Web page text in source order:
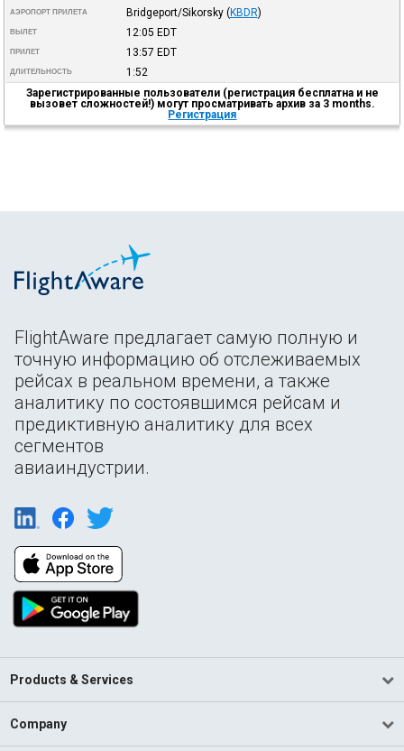
АЭРОПОРТ ПРИЛЕТА Bridgeport/Sikorsky (KBDR)
ВЫЛЕТ 12:05 EDT
ПРИЛЕТ 13:57 EDT
ДЛИТЕЛЬНОСТЬ
1:52
Зарегистрированные пользователи (регистрация бесплатна и не
вызовет сложностей!) могут просматривать архив за 3 months.
Регистрация
FlightAware предлагает самую полную и
точную информацию об отслеживаемых
рейсах в реальном времени, а также
аналитику по состоявшимся рейсам и
предиктивную аналитику для всех
сегментов
авиаиндустрии.
Products & Services
Company